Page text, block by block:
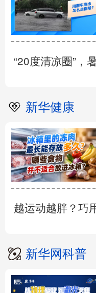
“20度清凉圈”，
新华健康
越运动越胖？巧
新华网科普